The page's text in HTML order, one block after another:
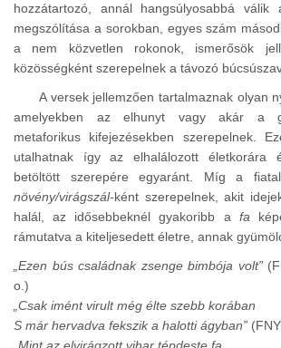
hozzátartozó, annál hangsúlyosabbá válik
megszólítása a sorokban, egyes szám
a nem közvetlen rokonok, ismerősök
közösségként szerepelnek a távozó
A versek jellemzően tartalmaznak olyan
amelyekben az elhunyt vagy akár a
metaforikus kifejezésekben szerepelnek.
utalhatnak így az elhalálozott életkorára
betöltött szerepére egyaránt. Míg a
növény/virágszál-ként szerepelnek, akit
halál, az idősebbeknél gyakoribb a fa
rámutatva a kiteljesedett életre, annak
„Ezen bús családnak zsenge bimbója volt”
o.)
„Csak imént virult még élte szebb korában
S már hervadva fekszik a halotti ágyban”